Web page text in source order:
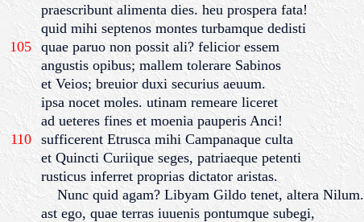
praescribunt alimenta dies. heu prospera fata!
quid mihi septenos montes turbamque dedisti
105 quae paruo non possit ali? felicior essem
angustis opibus; mallem tolerare Sabinos
et Veios; breuior duxi securius aeuum.
ipsa nocet moles. utinam remeare liceret
ad ueteres fines et moenia pauperis Anci!
110 sufficerent Etrusca mihi Campanaque culta
et Quincti Curiique seges, patriaeque petenti
rusticus inferret proprias dictator aristas.
Nunc quid agam? Libyam Gildo tenet, altera Nilum.
ast ego, quae terras iuuenis pontumque subegi,